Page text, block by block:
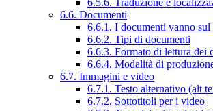
6.5.6. Traduzione e
6.6. Documenti
6.6.1. I documenti vanno sul
6.6.2. Tipi di documenti
6.6.3. Formato di lettura dei
6.6.4. Modalità di
6.7. Immagini e video
6.7.1. Testo alternativo (alt
6.7.2. Sottotitoli per i video